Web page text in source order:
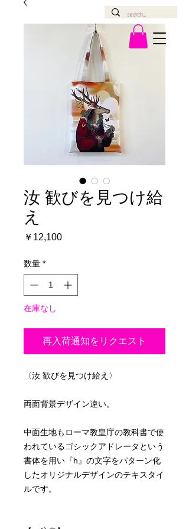
汝 歓びを見つけ給
え
￥12,100価
数量 *
在庫なし
再入荷通知をリクエスト
〈汝 歓びを見つけ給え〉
両面背景デザイン違い。
中面生地もローマ教皇庁の教科書で使
われているゴシックアドレータという
書体を用い『h』の文字をパターン化
したオリジナルデザインのテキスタイ
ルです。